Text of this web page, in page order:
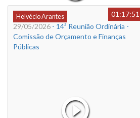
Helvécio Arantes
01:17:51
29/05/2026 - 14ª Reunião Ordinária -
Comissão de Orçamento e Finanças
Públicas